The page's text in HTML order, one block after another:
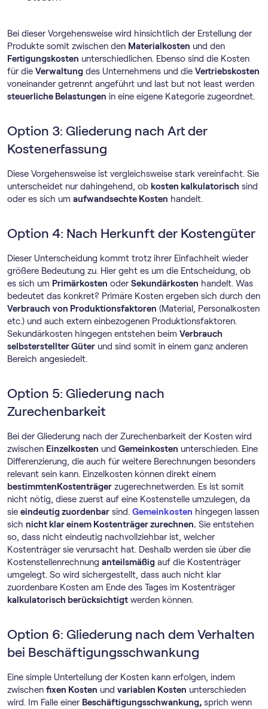
Bei dieser Vorgehensweise wird hinsichtlich der Erstellung der
Produkte somit zwischen den Materialkosten und den
Fertigungskosten unterschiedlichen. Ebenso sind die Kosten
für die Verwaltung des Unternehmens und die Vertriebskosten
voneinander getrennt angeführt und last but not least werden
steuerliche Belastungen in eine eigene Kategorie zugeordnet.
Option 3: Gliederung nach Art der
Kostenerfassung
Diese Vorgehensweise ist vergleichsweise stark vereinfacht. Sie
unterscheidet nur dahingehend, ob kosten kalkulatorisch sind
oder es sich um aufwandsechte Kosten handelt.
Option 4: Nach Herkunft der Kostengüter
Dieser Unterscheidung kommt trotz ihrer Einfachheit wieder
größere Bedeutung zu. Hier geht es um die Entscheidung, ob
es sich um Primärkosten oderSekundärkosten handelt. Was
bedeutet das konkret? Primäre Kosten ergeben sich durch den
Verbrauch von Produktionsfaktoren (Material, Personalkosten
etc.) und auch extern einbezogenen Produktionsfaktoren.
Sekundärkosten hingegen entstehen beim Verbrauch
selbsterstellter Güter und sind somit in einem ganz anderen
Bereich angesiedelt.
Option 5: Gliederung nach
Zurechenbarkeit
Bei der Gliederung nach der Zurechenbarkeit der Kosten wird
zwischen Einzelkosten und Gemeinkosten unterschieden. Eine
Differenzierung, die auch für weitere Berechnungen besonders
relevant sein kann. Einzelkosten können direkt einem
bestimmtenKostenträger zugerechnetwerden. Es ist somit
nicht nötig, diese zuerst auf eine Kostenstelle umzulegen, da
sie eindeutig zuordenbar sind. Gemeinkosten hingegen lassen
sich nicht klar einem Kostenträger zurechnen. Sie entstehen
so, dass nicht eindeutig nachvollziehbar ist, welcher
Kostenträger sie verursacht hat. Deshalb werden sie über die
Kostenstellenrechnung anteilsmäßig auf die Kostenträger
umgelegt. So wird sichergestellt, dass auch nicht klar
zuordenbare Kosten am Ende des Tages im Kostenträger
kalkulatorisch berücksichtigt werden können.
Option 6: Gliederung nach dem Verhalten
bei Beschäftigungsschwankung
Eine simple Unterteilung der Kosten kann erfolgen, indem
zwischen fixen Kosten und variablen Kosten unterschieden
wird. Im Falle einer Beschäftigungsschwankung, sprich wenn